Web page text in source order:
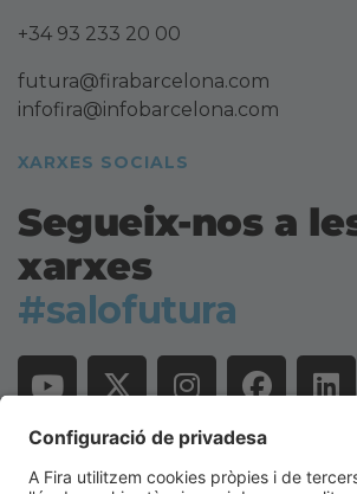
+34 93 233 20 00
futura@firabarcelona.com
infofira@infobarcelona.com
XARXES SOCIALS
Segueix-nos a
xarxes
#salofutura